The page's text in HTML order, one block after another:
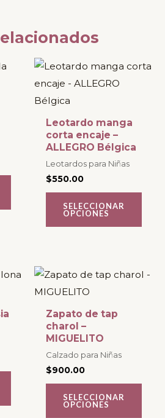
Leotardo manga
corta encaje –
ALLEGRO Bélgica
Leotardos para Niñas
$550.00
SELECCIONAR
OPCIONES
Este
producto
tiene
múltiples
variantes.
Las
opciones
se
pueden
elegir
página
de
Zapato de tap
charol –
MIGUELITO
Calzado para Niñas
$900.00
SELECCIONAR
OPCIONES
Este
producto
tiene
múltiples
variantes.
Las
opciones
pueden